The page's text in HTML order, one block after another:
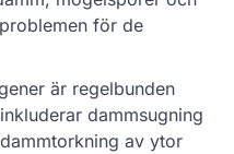
för de
är regelbunden
dammsugning
av ytor